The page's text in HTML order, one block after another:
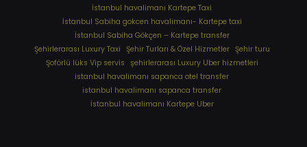
İstanbul havalimanı Kartepe Taxi
İstanbul Sabiha gokcen havalimanı- Kartepe taxi
İstanbul Sabiha Gökçen – Kartepe transfer
Şehirlerarası Luxury Taxi Şehir Turları & Özel Hizmetler Şehir turu
Şoförlü lüks Vip servis şehirlerarası Luxury Uber hizmetleri
⁠istanbul havalimanı sapanca otel transfer
⁠istanbul havalimanı sapanca transfer
⁠İstanbul havalimanı Kartepe Uber